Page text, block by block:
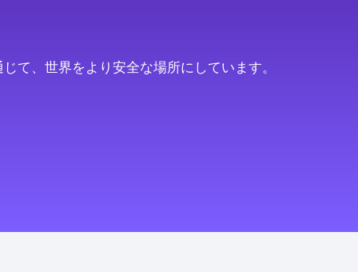
て、世界をより安全な場所にしています。